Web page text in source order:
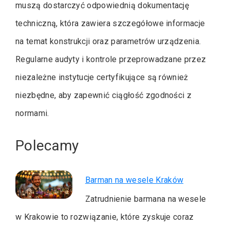
muszą dostarczyć odpowiednią dokumentację
techniczną, która zawiera szczegółowe informacje
na temat konstrukcji oraz parametrów urządzenia.
Regularne audyty i kontrole przeprowadzane przez
niezależne instytucje certyfikujące są również
niezbędne, aby zapewnić ciągłość zgodności z
normami.
Polecamy
Barman na wesele Kraków
Zatrudnienie barmana na wesele
w Krakowie to rozwiązanie, które zyskuje coraz